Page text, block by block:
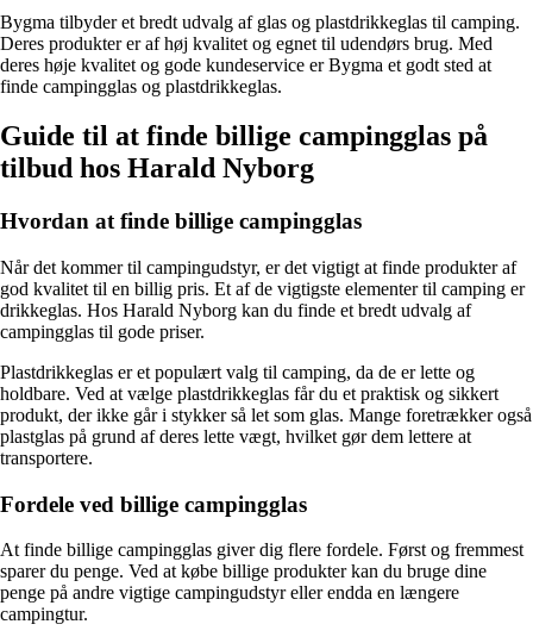
Bygma tilbyder et bredt udvalg af glas og plastdrikkeglas til camping.
Deres produkter er af høj kvalitet og egnet til udendørs brug. Med
deres høje kvalitet og gode kundeservice er Bygma et godt sted at
finde campingglas og plastdrikkeglas.
Guide til at finde billige campingglas på
tilbud hos Harald Nyborg
Hvordan at finde billige campingglas
Når det kommer til campingudstyr, er det vigtigt at finde produkter af
god kvalitet til en billig pris. Et af de vigtigste elementer til camping er
drikkeglas. Hos Harald Nyborg kan du finde et bredt udvalg af
campingglas til gode priser.
Plastdrikkeglas er et populært valg til camping, da de er lette og
holdbare. Ved at vælge plastdrikkeglas får du et praktisk og sikkert
produkt, der ikke går i stykker så let som glas. Mange foretrækker også
plastglas på grund af deres lette vægt, hvilket gør dem lettere at
transportere.
Fordele ved billige campingglas
At finde billige campingglas giver dig flere fordele. Først og fremmest
sparer du penge. Ved at købe billige produkter kan du bruge dine
penge på andre vigtige campingudstyr eller endda en længere
campingtur.